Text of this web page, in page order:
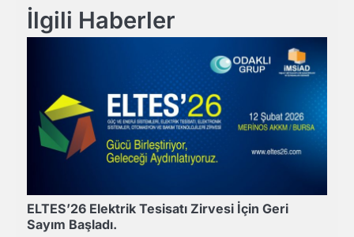
İlgili Haberler
ELTES’26 Elektrik Tesisatı Zirvesi İçin Geri
Sayım Başladı.